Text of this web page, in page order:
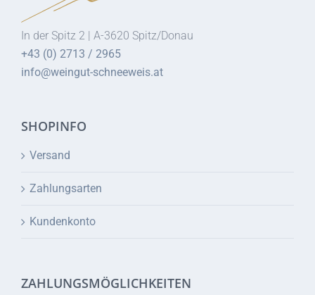
In der Spitz 2 | A-3620 Spitz/Donau
+43 (0) 2713 / 2965
info@weingut-schneeweis.at
SHOPINFO
Versand
Zahlungsarten
Kundenkonto
ZAHLUNGSMÖGLICHKEITEN